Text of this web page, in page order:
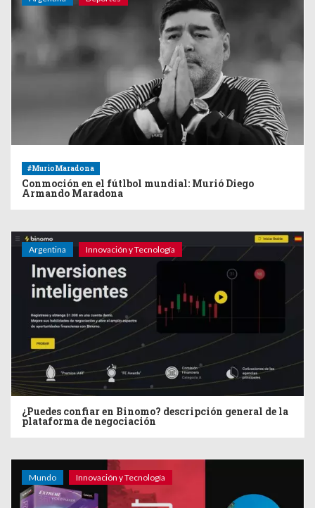
#MurioMaradona
Conmoción en el fútlbol mundial: Murió Diego
Armando Maradona
Argentina Innovación y Tecnología
¿Puedes confiar en Binomo? descripción general de la
plataforma de negociación
Mundo Innovación y Tecnología